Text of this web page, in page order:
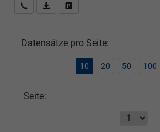
Rückrufbitte absenden
PDF-Datei, Fahrzeugexposé drucken
Datensätze pro Seite:
10 20 50 100
Seite: